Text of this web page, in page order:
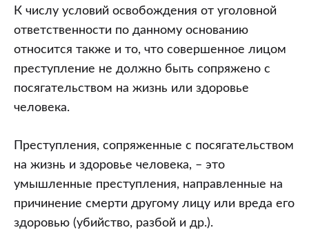
К числу условий освобождения от уголовной
ответственности по данному основанию
относится также и то, что совершенное лицом
преступление не должно быть сопряжено с
посягательством на жизнь или здоровье
человека.
Преступления, сопряженные с посягательством
на жизнь и здоровье человека, – это
умышленные преступления, направленные на
причинение смерти другому лицу или вреда его
здоровью (убийство, разбой и др.).